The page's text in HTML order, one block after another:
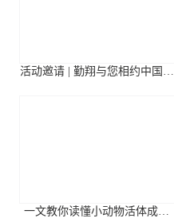
活动邀请 | 勤翔与您相约中国植
一文教你读懂小动物活体成像